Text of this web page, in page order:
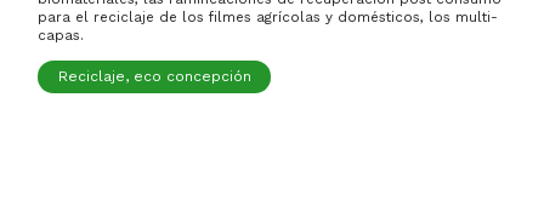
para el reciclaje de los filmes agrícolas y domésticos, los multi-
capas.
Reciclaje, eco concepción